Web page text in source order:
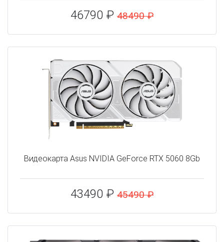
46790 ₽ 48490 ₽
Видеокарта Asus NVIDIA GeForce RTX 5060 8Gb
43490 ₽ 45490 ₽